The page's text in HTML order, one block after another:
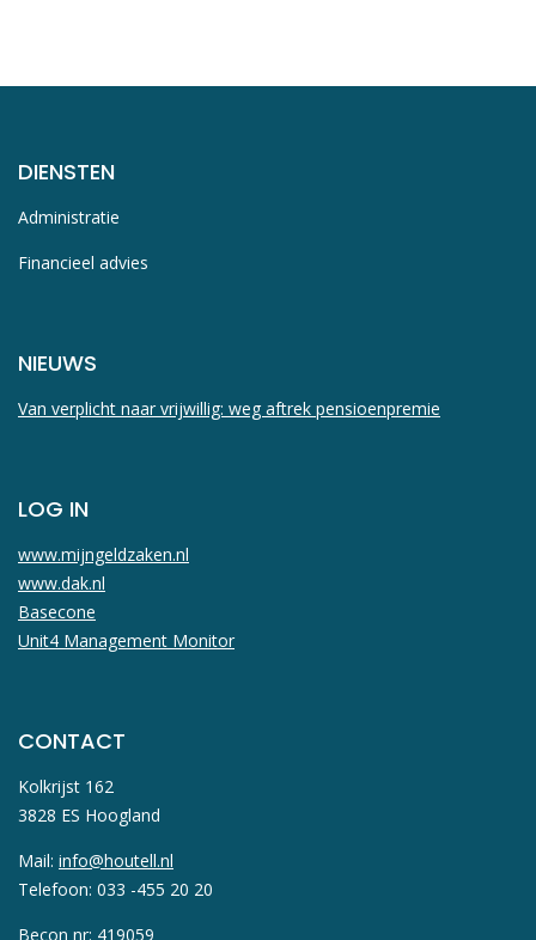
DIENSTEN
Administratie
Financieel advies
NIEUWS
Van verplicht naar vrijwillig: weg aftrek pensioenpremie
LOG IN
www.mijngeldzaken.nl
www.dak.nl
Basecone
Unit4 Management Monitor
CONTACT
Kolkrijst 162
3828 ES Hoogland
Mail: info@houtell.nl
Telefoon: 033 -455 20 20
Becon nr: 419059